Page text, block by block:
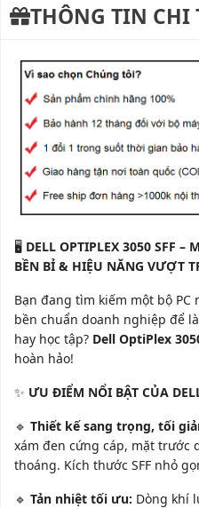
THÔNG TIN CHI
🖥️ DELL OPTIPLEX 3050 SFF –
BỀN BỈ & HIỆU NĂNG VƯỢT
Bạn đang tìm kiếm một bộ
bền chuẩn doanh nghiệp để
hay học tập? Dell OptiPlex
hoàn hảo!
✨ ƯU ĐIỂM NỔI BẬT CỦA
🔹 Thiết kế sang trọng, tối
xám đen cứng cáp, mặt trước
thoáng. Kích thước SFF nhỏ
🔹 Tản nhiệt tối ưu: Dòng khí